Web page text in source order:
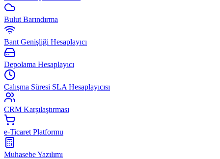
Bulut Barındırma
Bant Genişliği Hesaplayıcı
Depolama Hesaplayıcı
Çalışma Süresi SLA Hesaplayıcısı
CRM Karşılaştırması
e-Ticaret Platformu
Muhasebe Yazılımı